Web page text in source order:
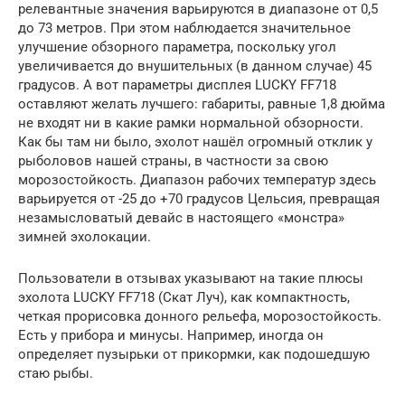
релевантные значения варьируются в диапазоне от 0,5
до 73 метров. При этом наблюдается значительное
улучшение обзорного параметра, поскольку угол
увеличивается до внушительных (в данном случае) 45
градусов. А вот параметры дисплея LUCKY FF718
оставляют желать лучшего: габариты, равные 1,8 дюйма
не входят ни в какие рамки нормальной обзорности.
Как бы там ни было, эхолот нашёл огромный отклик у
рыболовов нашей страны, в частности за свою
морозостойкость. Диапазон рабочих температур здесь
варьируется от -25 до +70 градусов Цельсия, превращая
незамысловатый девайс в настоящего «монстра»
зимней эхолокации.
Пользователи в отзывах указывают на такие плюсы
эхолота LUCKY FF718 (Скат Луч), как компактность,
четкая прорисовка донного рельефа, морозостойкость.
Есть у прибора и минусы. Например, иногда он
определяет пузырьки от прикормки, как подошедшую
стаю рыбы.